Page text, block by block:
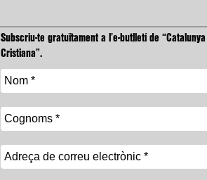
Subscriu-te gratuïtament a l’e-butlletí de “Catalunya
Cristiana”.